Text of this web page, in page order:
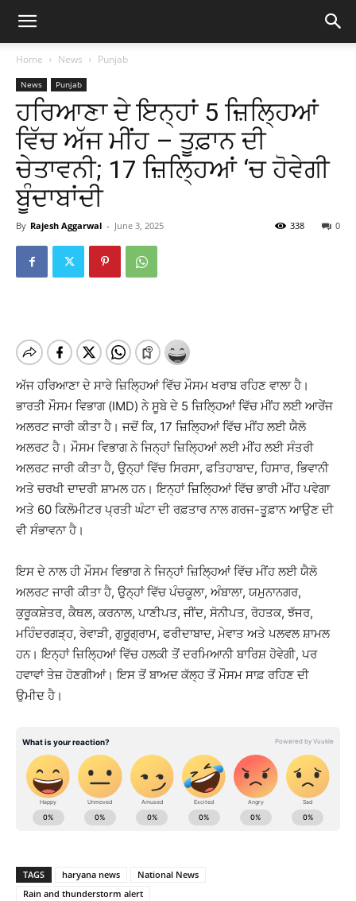
Home News Punjab
News Punjab
ਹਰਿਆਣਾ ਦੇ ਇਨ੍ਹਾਂ 5 ਜ਼ਿਲ੍ਹਿਆਂ
ਵਿੱਚ ਅੱਜ ਮੀਂਹ – ਤੂਫ਼ਾਨ ਦੀ
ਚੇਤਾਵਨੀ; 17 ਜ਼ਿਲ੍ਹਿਆਂ ‘ਚ ਹੋਵੇਗੀ
ਬੂੰਦਾਬਾਂਦੀ
By Rajesh Aggarwal - June 3, 2025 0
338
ਅੱਜ ਹਰਿਆਣਾ ਦੇ ਸਾਰੇ ਜ਼ਿਲ੍ਹਿਆਂ ਵਿੱਚ ਮੌਸਮ ਖਰਾਬ ਰਹਿਣ ਵਾਲਾ ਹੈ।
ਭਾਰਤੀ ਮੌਸਮ ਵਿਭਾਗ (IMD) ਨੇ ਸੂਬੇ ਦੇ 5 ਜ਼ਿਲ੍ਹਿਆਂ ਵਿੱਚ ਮੀਂਹ ਲਈ ਆਰੇਂਜ
ਅਲਰਟ ਜਾਰੀ ਕੀਤਾ ਹੈ। ਜਦੋਂ ਕਿ, 17 ਜ਼ਿਲ੍ਹਿਆਂ ਵਿੱਚ ਮੀਂਹ ਲਈ ਯੈਲੋ
ਅਲਰਟ ਹੈ। ਮੌਸਮ ਵਿਭਾਗ ਨੇ ਜਿਨ੍ਹਾਂ ਜ਼ਿਲ੍ਹਿਆਂ ਲਈ ਮੀਂਹ ਲਈ ਸੰਤਰੀ
ਅਲਰਟ ਜਾਰੀ ਕੀਤਾ ਹੈ, ਉਨ੍ਹਾਂ ਵਿੱਚ ਸਿਰਸਾ, ਫਤਿਹਾਬਾਦ, ਹਿਸਾਰ, ਭਿਵਾਨੀ
ਅਤੇ ਚਰਖੀ ਦਾਦਰੀ ਸ਼ਾਮਲ ਹਨ। ਇਨ੍ਹਾਂ ਜ਼ਿਲ੍ਹਿਆਂ ਵਿੱਚ ਭਾਰੀ ਮੀਂਹ ਪਵੇਗਾ
ਅਤੇ 60 ਕਿਲੋਮੀਟਰ ਪ੍ਰਤੀ ਘੰਟਾ ਦੀ ਰਫ਼ਤਾਰ ਨਾਲ ਗਰਜ-ਤੂਫ਼ਾਨ ਆਉਣ ਦੀ
ਵੀ ਸੰਭਾਵਨਾ ਹੈ।
ਇਸ ਦੇ ਨਾਲ ਹੀ ਮੌਸਮ ਵਿਭਾਗ ਨੇ ਜਿਨ੍ਹਾਂ ਜ਼ਿਲ੍ਹਿਆਂ ਵਿੱਚ ਮੀਂਹ ਲਈ ਯੈਲੋ
ਅਲਰਟ ਜਾਰੀ ਕੀਤਾ ਹੈ, ਉਨ੍ਹਾਂ ਵਿੱਚ ਪੰਚਕੂਲਾ, ਅੰਬਾਲਾ, ਯਮੁਨਾਨਗਰ,
ਕੁਰੂਕਸ਼ੇਤਰ, ਕੈਥਲ, ਕਰਨਾਲ, ਪਾਣੀਪਤ, ਜੀਂਦ, ਸੋਨੀਪਤ, ਰੋਹਤਕ, ਝੱਜਰ,
ਮਹਿੰਦਰਗੜ੍ਹ, ਰੇਵਾੜੀ, ਗੁਰੂਗ੍ਰਾਮ, ਫਰੀਦਾਬਾਦ, ਮੇਵਾਤ ਅਤੇ ਪਲਵਲ ਸ਼ਾਮਲ
ਹਨ। ਇਨ੍ਹਾਂ ਜ਼ਿਲ੍ਹਿਆਂ ਵਿੱਚ ਹਲਕੀ ਤੋਂ ਦਰਮਿਆਨੀ ਬਾਰਿਸ਼ ਹੋਵੇਗੀ, ਪਰ
ਹਵਾਵਾਂ ਤੇਜ਼ ਹੋਣਗੀਆਂ। ਇਸ ਤੋਂ ਬਾਅਦ ਕੱਲ੍ਹ ਤੋਂ ਮੌਸਮ ਸਾਫ਼ ਰਹਿਣ ਦੀ
ਉਮੀਦ ਹੈ।
TAGS haryana news
National News
Rain and thunderstorm alert